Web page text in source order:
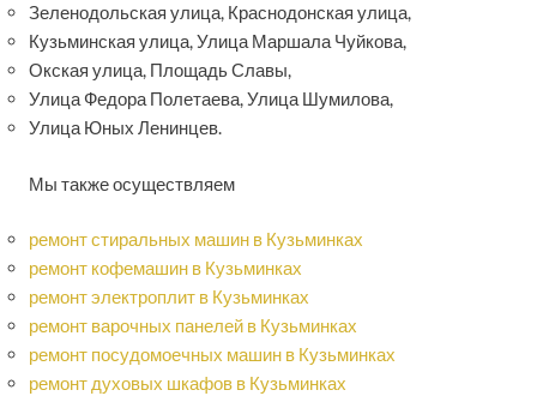
Зеленодольская улица, Краснодонская улица,
Кузьминская улица, Улица Маршала Чуйкова,
Окская улица, Площадь Славы,
Улица Федора Полетаева, Улица Шумилова,
Улица Юных Ленинцев.
Мы также осуществляем
ремонт стиральных машин в Кузьминках
ремонт кофемашин в Кузьминках
ремонт электроплит в Кузьминках
ремонт варочных панелей в Кузьминках
ремонт посудомоечных машин в Кузьминках
ремонт духовых шкафов в Кузьминках